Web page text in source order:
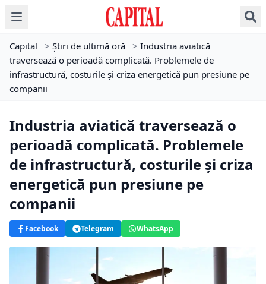
Capital > Știri de ultimă oră > Industria aviatică
traversează o perioadă complicată. Problemele de
infrastructură, costurile și criza energetică pun presiune pe
companii
Industria aviatică traversează o
perioadă complicată. Problemele
de infrastructură, costurile și criza
energetică pun presiune pe
companii
Facebook Telegram WhatsApp